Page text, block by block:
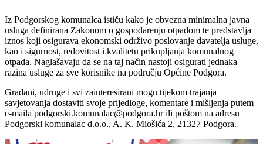
Iz Podgorskog komunalca ističu kako je obvezna minimalna javna
usluga definirana Zakonom o gospodarenju otpadom te predstavlja
iznos koji osigurava ekonomski održivo poslovanje davatelja usluge,
kao i sigurnost, redovitost i kvalitetu prikupljanja komunalnog
otpada. Naglašavaju da se na taj način nastoji osigurati jednaka
razina usluge za sve korisnike na području Općine Podgora.
Građani, udruge i svi zainteresirani mogu tijekom trajanja
savjetovanja dostaviti svoje prijedloge, komentare i mišljenja putem
e-maila podgorski.komunalac@podgora.hr ili poštom na adresu
Podgorski komunalac d.o.o., A. K. Miošića 2, 21327 Podgora.